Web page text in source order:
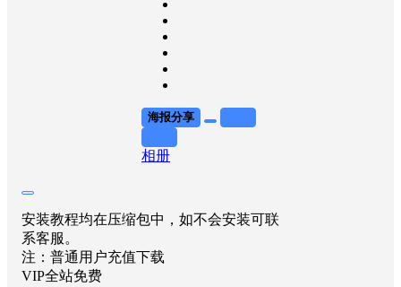
海报分享
相册
安装教程均在压缩包中，如不会安装可联
系客服。
注：普通用户充值下载
VIP全站免费